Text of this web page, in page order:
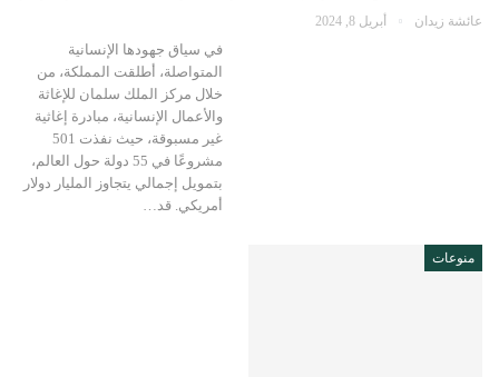
عائشة زيدان أبريل 8, 2024
في سياق جهودها الإنسانية
المتواصلة، أطلقت المملكة، من
خلال مركز الملك سلمان للإغاثة
والأعمال الإنسانية، مبادرة إغاثية
غير مسبوقة، حيث نفذت 501
مشروعًا في 55 دولة حول العالم،
بتمويل إجمالي يتجاوز المليار دولار
أمريكي. قد…
منوعات